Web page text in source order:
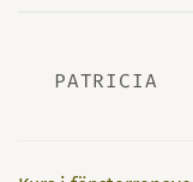
PATRICIA